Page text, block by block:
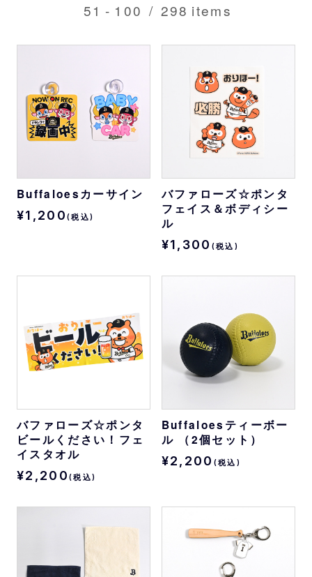
51 - 100 / 298 items
Buffaloesカーサイン
¥1,200 (税込)
バファローズ☆ポンタ
フェイス＆ボディシー
ル
¥1,300 (税込)
バファローズ☆ポンタ
ビールください！フェ
イスタオル
¥2,200 (税込)
Buffaloesティーボー
ル （2個セット）
¥2,200 (税込)